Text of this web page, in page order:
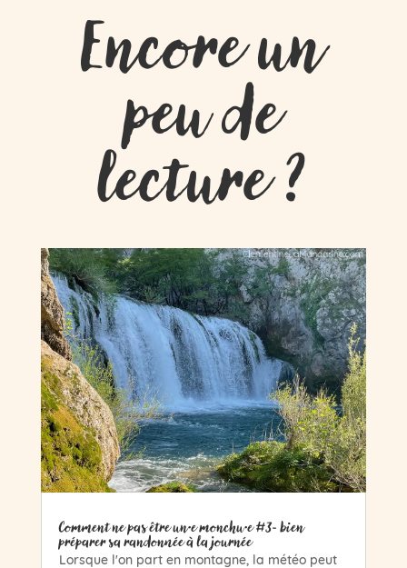
Encore un
peu de
lecture ?
Comment ne pas être un·e monchu·e #3- bien
préparer sa randonnée à la journée
Lorsque l'on part en montagne, la météo peut